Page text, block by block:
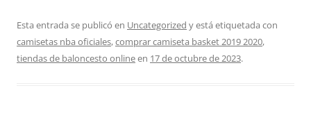
Esta entrada se publicó en Uncategorized y está etiquetada con
camisetas nba oficiales,comprar camiseta basket 2019 2020,
tiendas de baloncesto onlineen 17 de octubre de 2023.